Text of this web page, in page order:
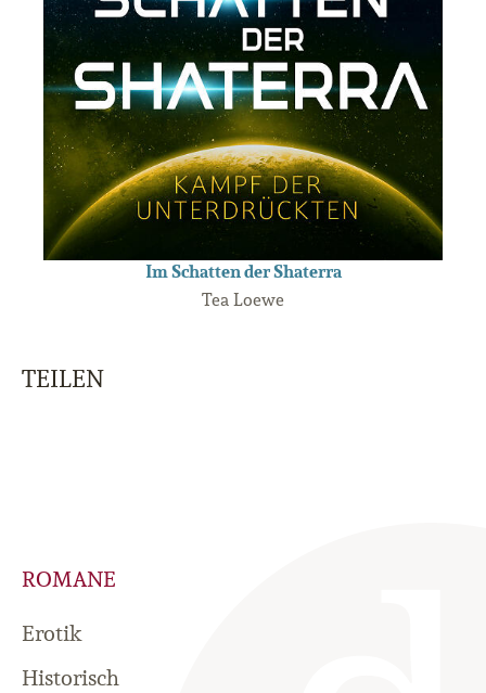
Im Schatten der Shaterra
Tea Loewe
TEILEN
ROMANE
Erotik
Historisch